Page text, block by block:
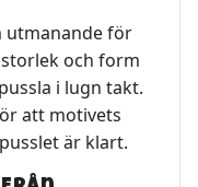
utmanande för
och form
i lugn takt.
att motivets
är klart.